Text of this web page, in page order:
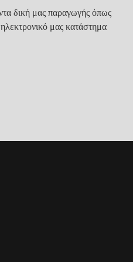
δική μας παραγωγής όπως
μας κατάστημα